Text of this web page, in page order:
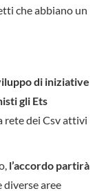
che abbiano un
di iniziative
gli Ets
rete dei Csv attivi
l’accordo partirà
aree